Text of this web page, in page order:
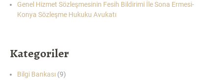
Genel Hizmet Sözleşmesinin Fesih Bildirimi İle Sona Ermesi-
Konya Sözleşme Hukuku Avukatı
Kategoriler
Bilgi Bankası (9)